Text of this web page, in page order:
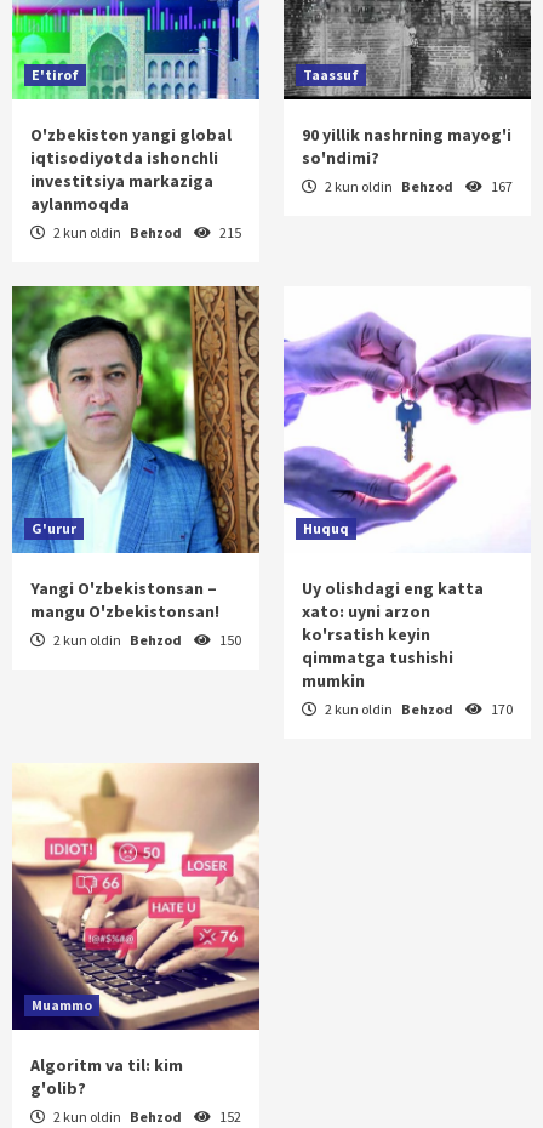
E'tirof
O'zbekiston yangi global
iqtisodiyotda ishonchli
investitsiya markaziga
aylanmoqda
2 kun oldin Behzod 215
Taassuf
90 yillik nashrning mayog'i
so'ndimi?
2 kun oldin Behzod 167
G'urur
Yangi O'zbekistonsan –
mangu O'zbekistonsan!
2 kun oldin Behzod 150
Huquq
Uy olishdagi eng katta
xato: uyni arzon
ko'rsatish keyin
qimmatga tushishi
mumkin
2 kun oldin Behzod 170
Muammo
Algoritm va til: kim
g'olib?
2 kun oldin Behzod 152